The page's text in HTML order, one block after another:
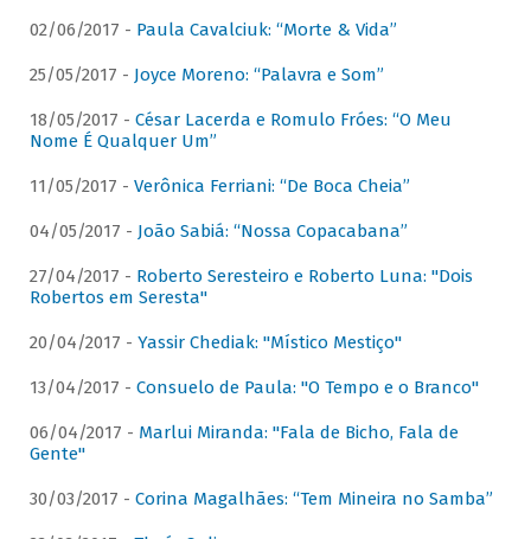
02/06/2017 - Paula Cavalciuk: “Morte & Vida”
25/05/2017 - Joyce Moreno: “Palavra e Som”
18/05/2017 - César Lacerda e Romulo Fróes: “O Meu
Nome É Qualquer Um”
11/05/2017 - Verônica Ferriani: “De Boca Cheia”
04/05/2017 - João Sabiá: “Nossa Copacabana”
27/04/2017 - Roberto Seresteiro e Roberto Luna: "Dois
Robertos em Seresta"
20/04/2017 - Yassir Chediak: "Místico Mestiço"
13/04/2017 - Consuelo de Paula: "O Tempo e o Branco"
06/04/2017 - Marlui Miranda: "Fala de Bicho, Fala de
Gente"
30/03/2017 - Corina Magalhães: “Tem Mineira no Samba”